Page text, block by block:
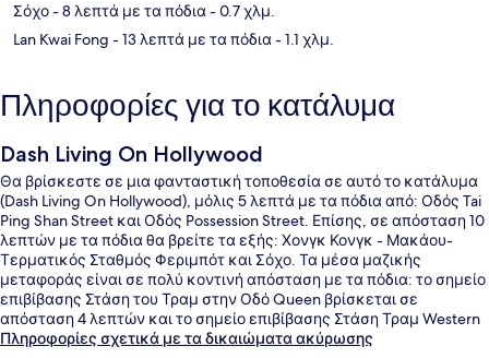
Σόχο- 8 λεπτά με τα πόδια- 0.7 χλμ.
Lan Kwai Fong - 13 λεπτά με τα πόδια- 1.1 χλμ.
Πληροφορίες για το κατάλυμα
Dash Living On Hollywood
Θα βρίσκεστε σε μια φανταστική τοποθεσία σε αυτό το κατάλυμα
(Dash Living On Hollywood), μόλις 5 λεπτά με τα πόδια από: Οδός Tai
Ping Shan Street και Οδός Possession Street. Επίσης, σε απόσταση 10
λεπτών με τα πόδια θα βρείτε τα εξής: Χονγκ Κονγκ - Μακάου-
Τερματικός Σταθμός Φεριμπότ και Σόχο. Τα μέσα μαζικής
μεταφοράς είναι σε πολύ κοντινή απόσταση με τα πόδια: το σημείο
επιβίβασης Στάση του Τραμ στην Οδό Queen βρίσκεται σε
απόσταση 4 λεπτών και το σημείο επιβίβασης Στάση Τραμ Western
Market βρίσκεται σε απόσταση 5 λεπτών.
Πληροφορίες σχετικά με τα δικαιώματα ακύρωσης